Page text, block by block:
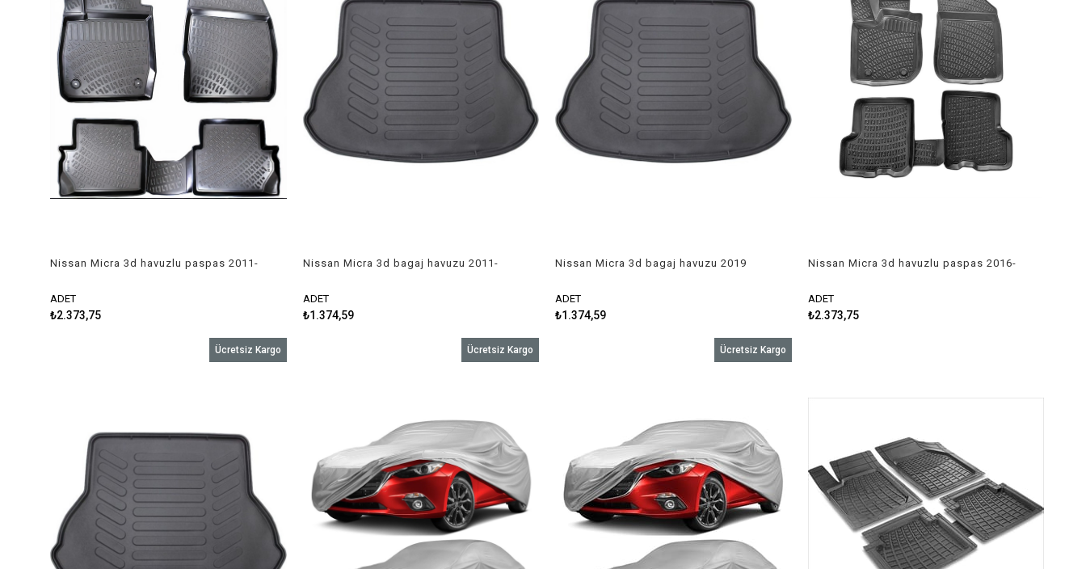
Nissan Micra 3d havuzlu paspas 2011-
ADET
₺2.373,75
Nissan Micra 3d bagaj havuzu 2011-
ADET
₺1.374,59
Nissan Micra 3d bagaj havuzu 2019
ADET
₺1.374,59
Nissan Micra 3d havuzlu paspas 2016-
ADET
₺2.373,75
Ücretsiz Kargo Ücretsiz Kargo Ücretsiz Kargo